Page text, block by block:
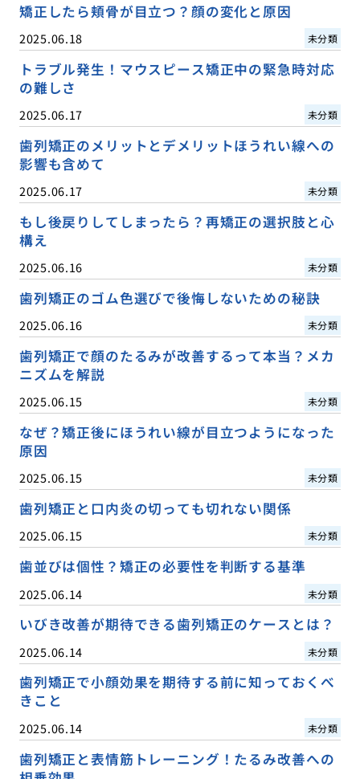
矯正したら頬骨が目立つ？顔の変化と原因
2025.06.18 未分類
トラブル発生！マウスピース矯正中の緊急時対応
の難しさ
2025.06.17 未分類
歯列矯正のメリットとデメリットほうれい線への
影響も含めて
2025.06.17 未分類
もし後戻りしてしまったら？再矯正の選択肢と心
構え
2025.06.16 未分類
歯列矯正のゴム色選びで後悔しないための秘訣
2025.06.16 未分類
歯列矯正で顔のたるみが改善するって本当？メカ
ニズムを解説
2025.06.15 未分類
なぜ？矯正後にほうれい線が目立つようになった
原因
2025.06.15 未分類
歯列矯正と口内炎の切っても切れない関係
2025.06.15 未分類
歯並びは個性？矯正の必要性を判断する基準
2025.06.14 未分類
いびき改善が期待できる歯列矯正のケースとは？
2025.06.14 未分類
歯列矯正で小顔効果を期待する前に知っておくべ
きこと
2025.06.14 未分類
歯列矯正と表情筋トレーニング！たるみ改善への